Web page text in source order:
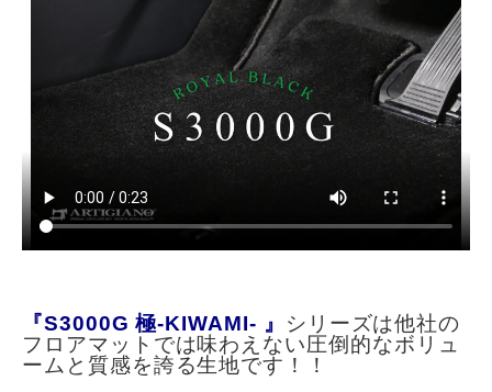
『S3000G 極-KIWAMI- 』
シリーズは他社の
フロアマットでは味わえない圧倒的なボリュ
ームと質感を誇る生地です！！